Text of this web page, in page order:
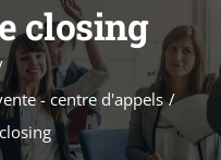
closing
- centre d'appels /